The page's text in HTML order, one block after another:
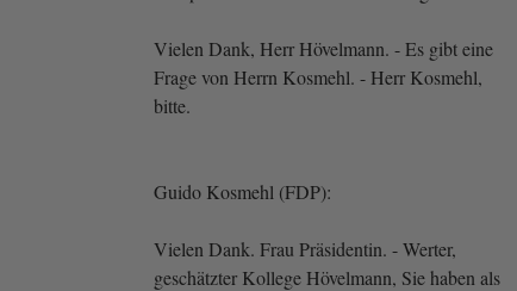
Vielen Dank, Herr Hövelmann. - Es gibt eine
Frage von Herrn Kosmehl. - Herr Kosmehl,
bitte.
Guido Kosmehl (FDP):
Vielen Dank. Frau Präsidentin. - Werter,
geschätzter Kollege Hövelmann, Sie haben als